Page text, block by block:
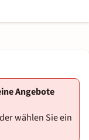
Angebote
wählen Sie ein